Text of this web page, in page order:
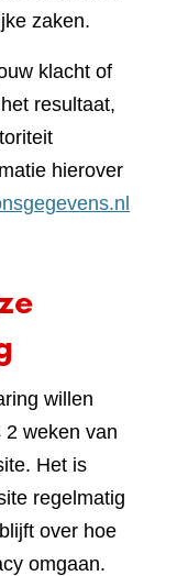
zaken.
klacht of
resultaat,
hierover
willen
weken van
Het is
regelmatig
over hoe
omgaan.